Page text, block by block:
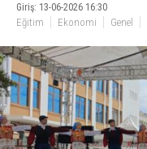
Giriş: 13-06-2026 16:30
Eğitim Ekonomi Genel